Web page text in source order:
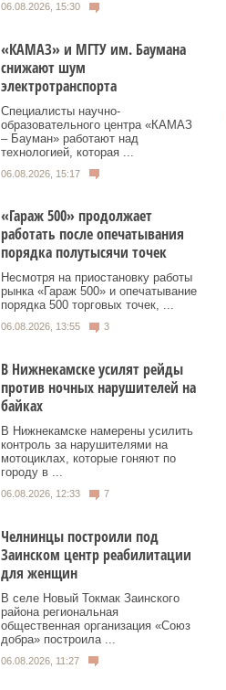
06.08.2026, 15:30
«КАМАЗ» и МГТУ им. Баумана
снижают шум
электротранспорта
Специалисты научно-
образовательного центра «КАМАЗ
– Бауман» работают над
технологией, которая ...
06.08.2026, 15:17
«Гараж 500» продолжает
работать после опечатывания
порядка полутысячи точек
Несмотря на приостановку работы
рынка «Гараж 500» и опечатывание
порядка 500 торговых точек, ...
06.08.2026, 13:55 3
В Нижнекамске усилят рейды
против ночных нарушителей на
байках
В Нижнекамске намерены усилить
контроль за нарушителями на
мотоциклах, которые гоняют по
городу в ...
06.08.2026, 12:33 7
Челнинцы построили под
Заинском центр реабилитации
для женщин
В селе Новый Токмак Заинского
района региональная
общественная организация «Союз
добра» построила ...
06.08.2026, 11:27